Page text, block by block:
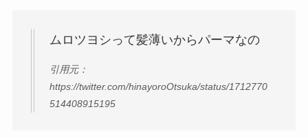
ムロツヨシって髪薄いからパーマなの
引用元：
https://twitter.com/hinayoroOtsuka/status/1712770
514408915195